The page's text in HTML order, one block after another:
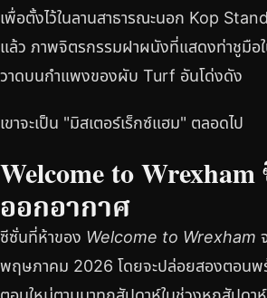
เพื่อตั้งไว้ในลานสาธารณะนอก Kop
แล้ว ภาพจิตรกรรมฝาผนังที่แสดงท่าชูมือใ
วาดบนกำแพงของผับ Turf อันโด่งดัง
เขาจะเป็น "มิสเตอร์เร็กซ์แฮม" ตลอดไป
Welcome to
ออกอากาศ
ซีซั่นที่ห้าของ Welcome to Wrexham
พฤษภาคม 2026 โดยจะปล่อยสองตอนพ